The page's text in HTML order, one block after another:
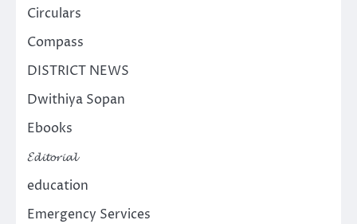
Circulars
Compass
DISTRICT NEWS
Dwithiya Sopan
Ebooks
𝓔𝓭𝓲𝓽𝓸𝓻𝓲𝓪𝓵
education
Emergency Services